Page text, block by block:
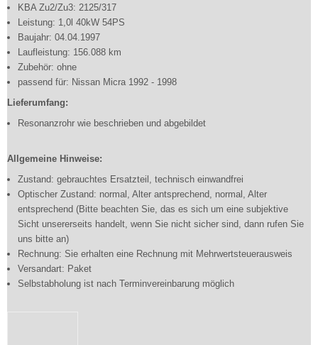
KBA Zu2/Zu3: 2125/317
Leistung: 1,0l 40kW 54PS
Baujahr: 04.04.1997
Laufleistung: 156.088 km
Zubehör: ohne
passend für: Nissan Micra 1992 - 1998
Lieferumfang:
Resonanzrohr wie beschrieben und abgebildet
Allgemeine Hinweise:
Zustand: gebrauchtes Ersatzteil, technisch einwandfrei
Optischer Zustand: normal, Alter antsprechend, normal, Alter
entsprechend (Bitte beachten Sie, das es sich um eine subjektive
Sicht unsererseits handelt, wenn Sie nicht sicher sind, dann rufen Sie
uns bitte an)
Rechnung: Sie erhalten eine Rechnung mit Mehrwertsteuerausweis
Versandart: Paket
Selbstabholung ist nach Terminvereinbarung möglich